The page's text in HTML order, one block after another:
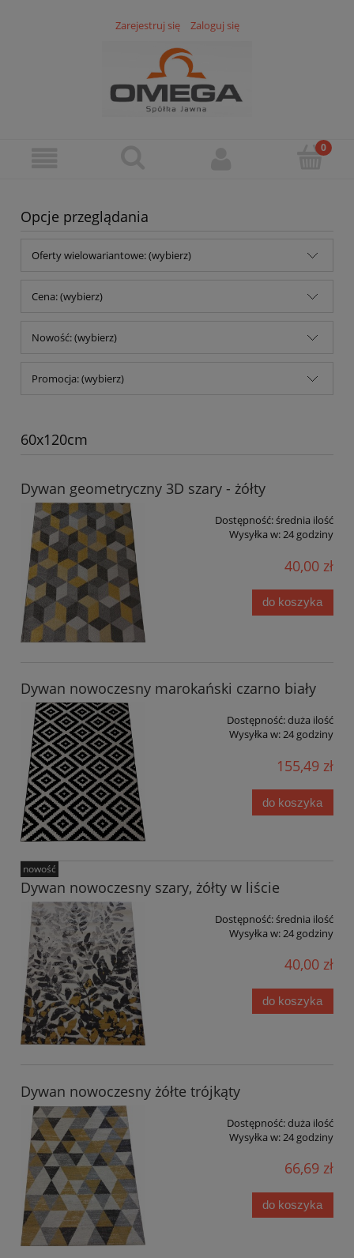
Zarejestruj się Zaloguj się
Opcje przeglądania
Oferty wielowariantowe: (wybierz)
Cena: (wybierz)
Nowość: (wybierz)
Promocja: (wybierz)
60x120cm
Dywan geometryczny 3D szary - żółty
Dostępność:średnia ilość
Wysyłka w:24 godziny
40,00 zł
do koszyka
Dywan nowoczesny marokański czarno biały
Dostępność:duża ilość
Wysyłka w:24 godziny
155,49 zł
do koszyka
Dywan nowoczesny szary, żółty w liście
Dostępność:średnia ilość
Wysyłka w:24 godziny
40,00 zł
do koszyka
nowość
Dywan nowoczesny żółte trójkąty
Dostępność:duża ilość
Wysyłka w:24 godziny
66,69 zł
do koszyka